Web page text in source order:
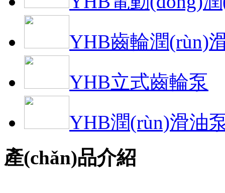
YHB齒輪潤(rùn)
YHB立式齒輪泵
YHB潤(rùn)滑油
產(chǎn)品介紹